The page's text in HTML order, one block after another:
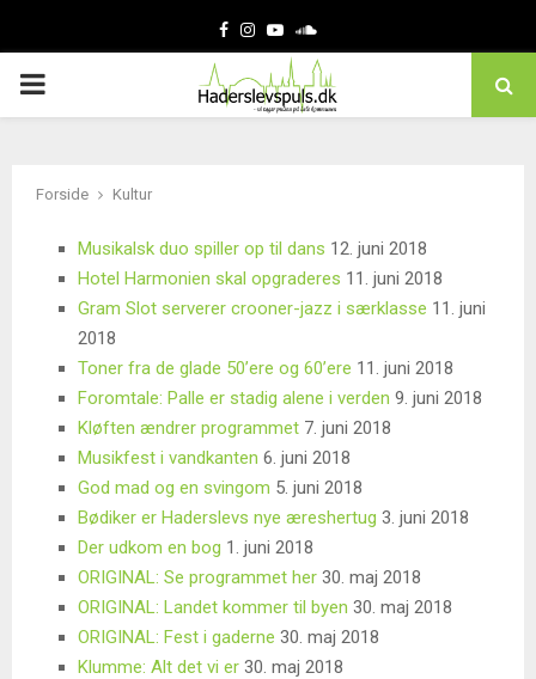
Facebook
Instagram
YoutubeSoundcloud
PRIMARY
Forside Kultur
Musikalsk duo spiller op til dans 12. juni 2018
Hotel Harmonien skal opgraderes 11. juni 2018
Gram Slot serverer crooner-jazz i særklasse 11. juni
2018
Toner fra de glade 50’ere og 60’ere 11. juni 2018
Foromtale: Palle er stadig alene i verden 9. juni 2018
Kløften ændrer programmet 7. juni 2018
Musikfest i vandkanten 6. juni 2018
God mad og en svingom 5. juni 2018
Bødiker er Haderslevs nye æreshertug 3. juni 2018
Der udkom en bog 1. juni 2018
ORIGINAL: Se programmet her 30. maj 2018
ORIGINAL: Landet kommer til byen 30. maj 2018
ORIGINAL: Fest i gaderne 30. maj 2018
Klumme: Alt det vi er 30. maj 2018